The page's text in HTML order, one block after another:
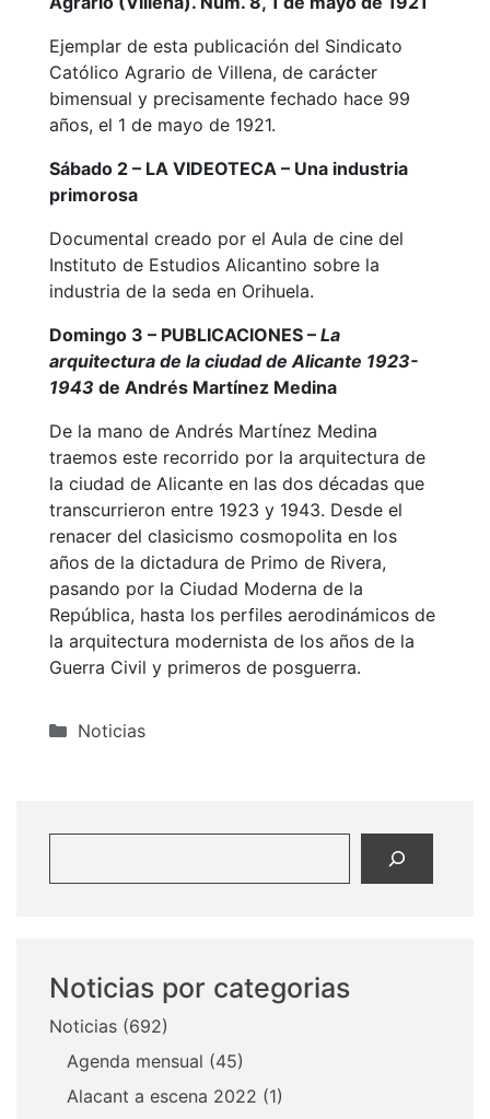
Ejemplar de esta publicación del Sindicato
Católico Agrario de Villena, de carácter
bimensual y precisamente fechado hace 99
años, el 1 de mayo de 1921.
Sábado 2 – LA VIDEOTECA – Una industria
primorosa
Documental creado por el Aula de cine del
Instituto de Estudios Alicantino sobre la
industria de la seda en Orihuela.
Domingo 3 – PUBLICACIONES – La
arquitectura de la ciudad de Alicante 1923-
1943 de Andrés Martínez Medina
De la mano de Andrés Martínez Medina
traemos este recorrido por la arquitectura de
la ciudad de Alicante en las dos décadas que
transcurrieron entre 1923 y 1943. Desde el
renacer del clasicismo cosmopolita en los
años de la dictadura de Primo de Rivera,
pasando por la Ciudad Moderna de la
República, hasta los perfiles aerodinámicos de
la arquitectura modernista de los años de la
Guerra Civil y primeros de posguerra.
Categorías
Noticias
Noticias por categorias
Noticias (692)
Agenda mensual (45)
Alacant a escena 2022 (1)